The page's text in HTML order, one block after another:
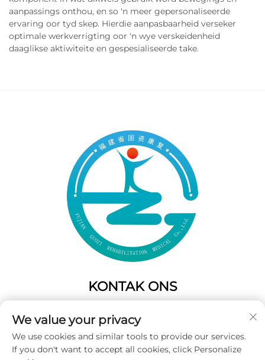
aanpassings onthou, en so 'n meer gepersonaliseerde
ervaring oor tyd skep. Hierdie aanpasbaarheid verseker
optimale werkverrigting oor 'n wye verskeidenheid
daaglikse aktiwiteite en gespesialiseerde take.
KONTAK ONS
Fuzhou,Fujian,China
Tel:+86-19859128239
E-pos:
We value your privacy
We use cookies and similar tools to provide our services.
If you don't want to accept all cookies, click Personalize